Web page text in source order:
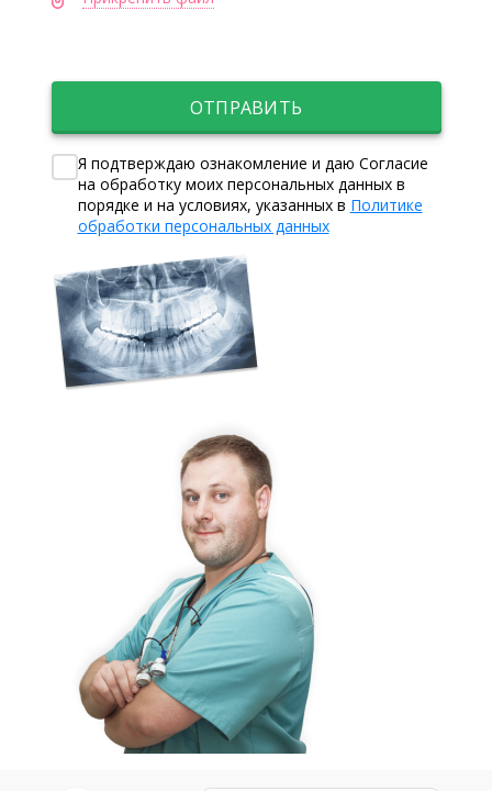
ОТПРАВИТЬ
Я подтверждаю ознакомление и даю Согласие
на обработку моих персональных данных в
порядке и на условиях, указанных в Политике
обработки персональных данных